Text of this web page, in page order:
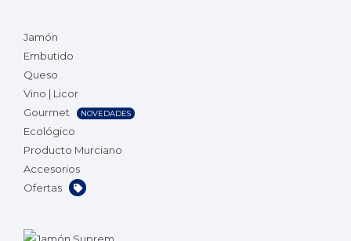
Jamón
Embutido
Queso
Vino | Licor
Gourmet
NOVEDADES
Ecológico
Producto Murciano
Accesorios
Ofertas